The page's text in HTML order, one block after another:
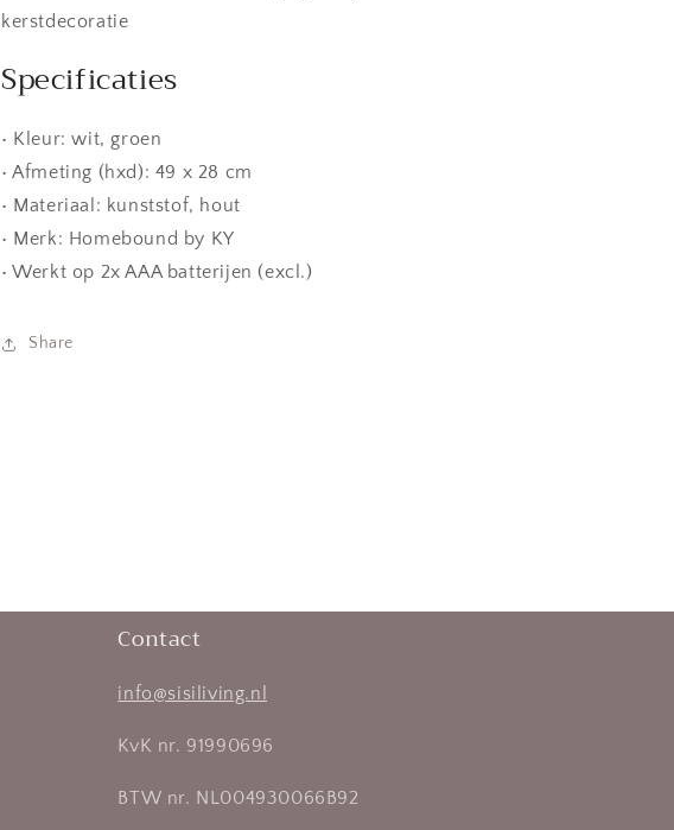
kerstdecoratie
Specificaties
• Kleur: wit, groen
• Afmeting (hxd): 49 x 28 cm
• Materiaal: kunststof, hout
• Merk: Homebound by KY
• Werkt op 2x AAA batterijen (excl.)
Share
Contact
info@sisiliving.nl
KvK nr. 91990696
BTW nr. NL004930066B92